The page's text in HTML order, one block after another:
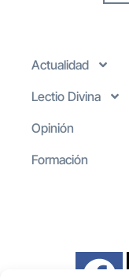
Actualidad
Lectio Divina
Opinión
Formación